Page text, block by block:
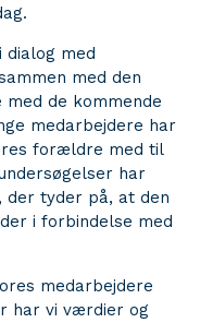
med
med den
de kommende
medarbejdere har
forældre med til
har
der tyder på, at den
i forbindelse med
medarbejdere
har vi værdier og